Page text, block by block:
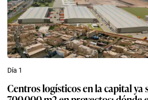
Día 1
Centros logísticos en la capital ya suman casi